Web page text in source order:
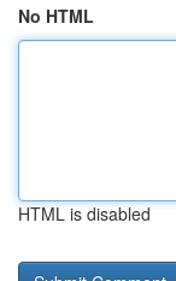
No HTML
HTML is disabled